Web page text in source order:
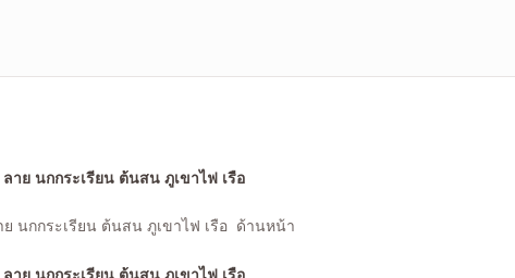
นกกระเรียน ต้นสน ภูเขาไฟ เรือ ด้านหน้า